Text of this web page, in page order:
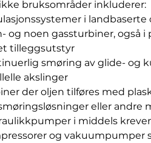
bruksområder inkluderer:
i
og noen gassturbiner, også
tilleggsutstyr
smøring av glide- og
akslinger
der oljen tilføres med
eller andre
i middels
og vakuumpumper